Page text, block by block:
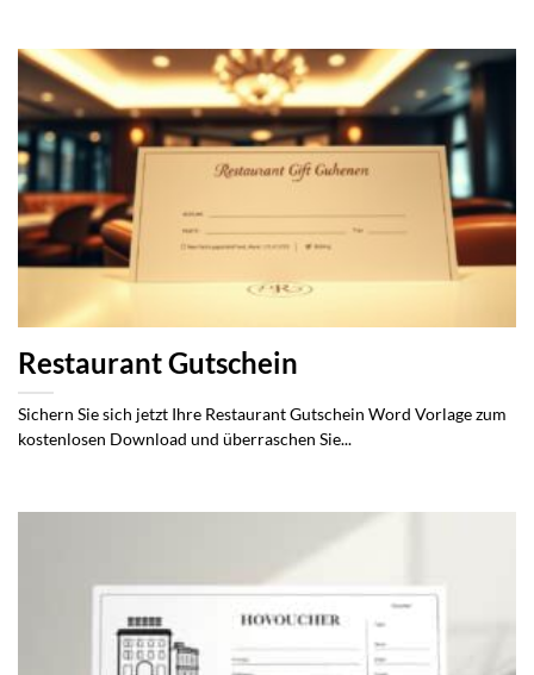
Restaurant Gutschein
Sichern Sie sich jetzt Ihre Restaurant Gutschein Word Vorlage zum
kostenlosen Download und überraschen Sie...